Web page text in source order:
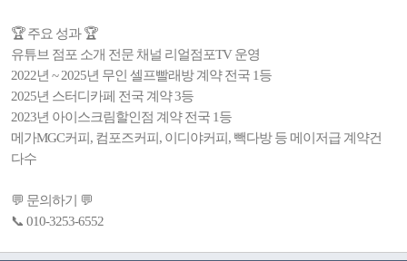
🏆 주요 성과 🏆
유튜브 점포 소개 전문 채널 리얼점포TV 운영
2022년 ~ 2025년 무인 셀프빨래방 계약 전국 1등
2025년 스터디카페 전국 계약 3등
2023년 아이스크림할인점 계약 전국 1등
메가MGC커피, 컴포즈커피, 이디야커피, 빽다방 등 메이저급 계약건
다수
💬 문의하기 💬
📞 010-3253-6552